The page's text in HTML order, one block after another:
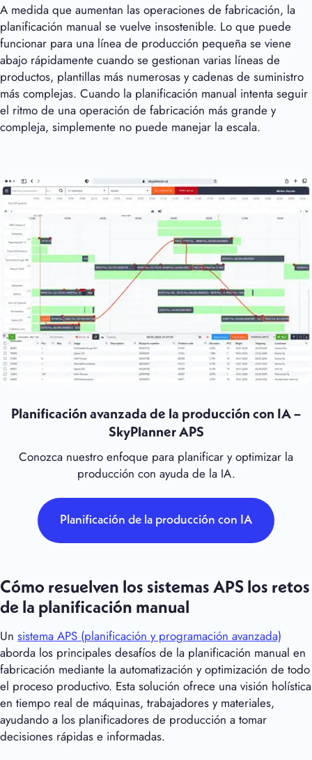
A medida que aumentan las operaciones de fabricación, la
planificación manual se vuelve insostenible. Lo que puede
funcionar para una línea de producción pequeña se viene
abajo rápidamente cuando se gestionan varias líneas de
productos, plantillas más numerosas y cadenas de suministro
más complejas. Cuando la planificación manual intenta seguir
el ritmo de una operación de fabricación más grande y
compleja, simplemente no puede manejar la escala.
Planificación avanzada de la producción con IA –
SkyPlanner APS
Conozca nuestro enfoque para planificar y optimizar la
producción con ayuda de la IA.
Planificación de la producción con IA
Cómo resuelven los sistemas APS los retos
de la planificación manual
Un sistema APS (planificación y programación avanzada)
aborda los principales desafíos de la planificación manual en
fabricación mediante la automatización y optimización de todo
el proceso productivo. Esta solución ofrece una visión holística
en tiempo real de máquinas, trabajadores y materiales,
ayudando a los planificadores de producción a tomar
decisiones rápidas e informadas.